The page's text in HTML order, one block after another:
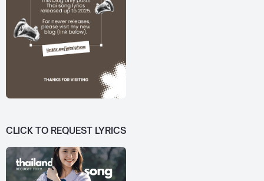
CLICK TO REQUEST LYRICS